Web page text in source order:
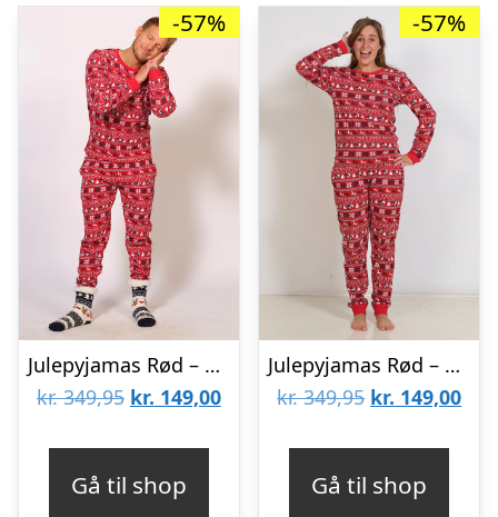
-57%
Julepyjamas Rød – herre / mænd.
kr.349,95 Den
var:
kr. 149,00Den
Gå til shop
-57%
Julepyjamas Rød – dame / kvinder.
kr.349,95 Den
var:
kr. 149,00Den
Gå til shop